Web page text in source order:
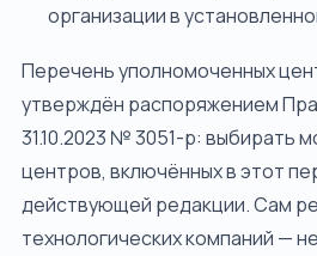
организации в
Перечень уполномоченных
утверждён распоряжением
31.10.2023 № 3051-р: выбирать
центров, включённых в этот
действующей редакции. Сам
технологических компаний —